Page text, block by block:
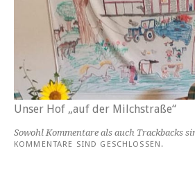
Unser Hof „auf der Milchstraße“
Sowohl Kommentare als auch Trackbacks
KOMMENTARE SIND GESCHLOSSEN.